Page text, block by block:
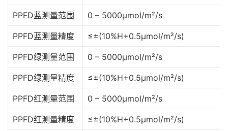
PPFD蓝测量范围 0 – 5000μmol/m²/s
PPFD蓝测量精度 ≤±(10%H+0.5μmol/m²/s)
PPFD绿测量范围 0 – 5000μmol/m²/s
PPFD绿测量精度 ≤±(10%H+0.5μmol/m²/s)
PPFD红测量范围 0 – 5000μmol/m²/s
PPFD红测量精度 ≤±(10%H+0.5μmol/m²/s)